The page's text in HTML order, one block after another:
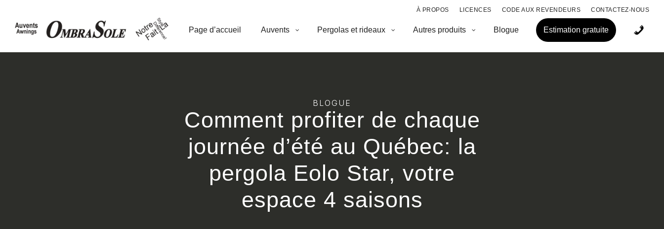
À PROPOS LICENCES CODE AUX REVENDEURS CONTACTEZ-NOUS
Page d’accueil Auvents Pergolas et rideaux Autres produits Blogue Estimation gratuite
BLOGUE
Comment profiter de chaque
journée d’été au Québec: la
pergola Eolo Star, votre
espace 4 saisons